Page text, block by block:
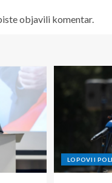
objavili komentar.
LOPOVI I